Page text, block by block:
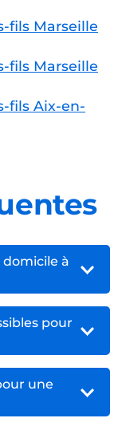
fils Marseille
fils Marseille
fils Aix-en-
à
pour
une